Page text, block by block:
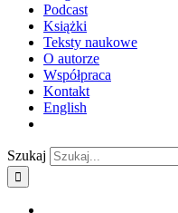
Podcast
Książki
Teksty naukowe
O autorze
Współpraca
Kontakt
English
Szukaj